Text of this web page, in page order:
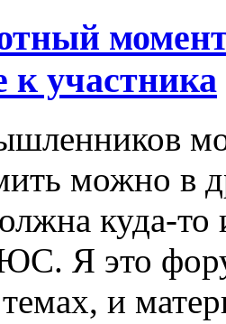
к участника
можно в
куда-то
Я это
и